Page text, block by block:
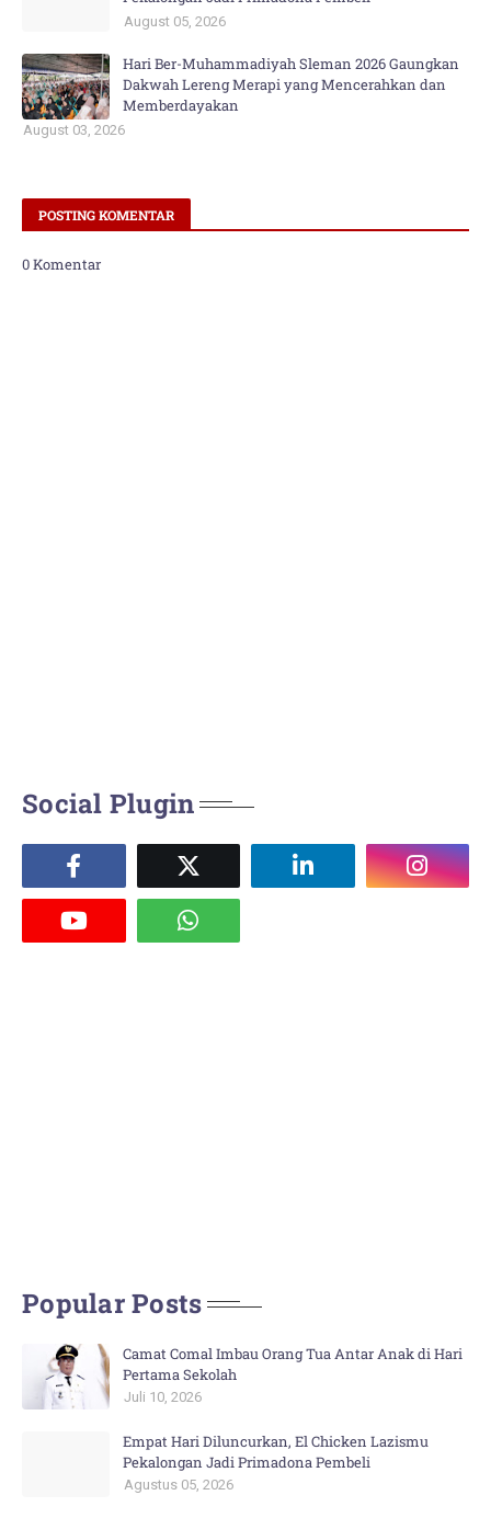
August 05, 2026
Hari Ber-Muhammadiyah Sleman 2026 Gaungkan
Dakwah Lereng Merapi yang Mencerahkan dan
Memberdayakan
August 03, 2026
POSTING KOMENTAR
0 Komentar
Social Plugin
Popular Posts
Camat Comal Imbau Orang Tua Antar Anak di Hari
Pertama Sekolah
Juli 10, 2026
Empat Hari Diluncurkan, El Chicken Lazismu
Pekalongan Jadi Primadona Pembeli
Agustus 05, 2026